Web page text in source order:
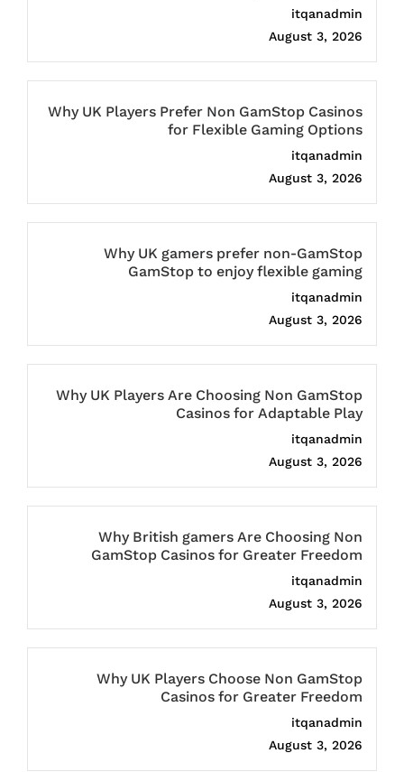
itqanadmin
August 3, 2026
Why UK Players Prefer Non GamStop Casinos
for Flexible Gaming Options
itqanadmin
August 3, 2026
Why UK gamers prefer non-GamStop
GamStop to enjoy flexible gaming
itqanadmin
August 3, 2026
Why UK Players Are Choosing Non GamStop
Casinos for Adaptable Play
itqanadmin
August 3, 2026
Why British gamers Are Choosing Non
GamStop Casinos for Greater Freedom
itqanadmin
August 3, 2026
Why UK Players Choose Non GamStop
Casinos for Greater Freedom
itqanadmin
August 3, 2026